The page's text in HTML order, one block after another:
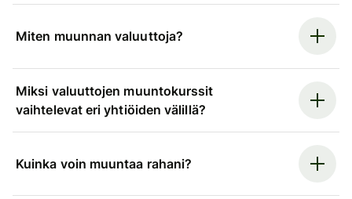
Miten muunnan valuuttoja?
Miksi valuuttojen muuntokurssit
vaihtelevat eri yhtiöiden välillä?
Kuinka voin muuntaa rahani?